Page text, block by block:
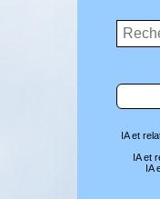
IA et
IA et
IA